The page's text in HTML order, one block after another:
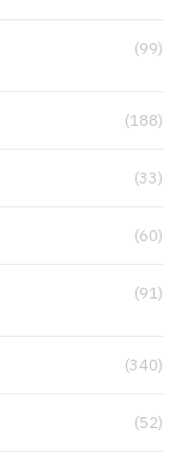
(99)
(188)
(33)
(60)
(91)
(340)
(52)